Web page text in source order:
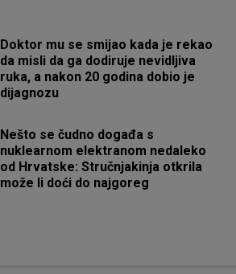
Doktor mu se smijao kada je rekao
da misli da ga dodiruje nevidljiva
ruka, a nakon 20 godina dobio je
dijagnozu
Nešto se čudno događa s
nuklearnom elektranom nedaleko
od Hrvatske: Stručnjakinja otkrila
može li doći do najgoreg